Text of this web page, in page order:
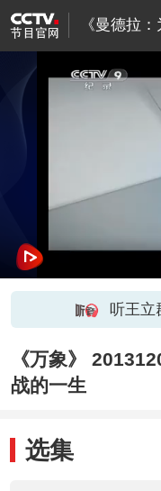
《曼德拉
听王立
《万象》
战的一生
选集